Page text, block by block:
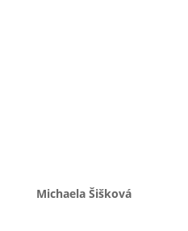
Michaela Šišková